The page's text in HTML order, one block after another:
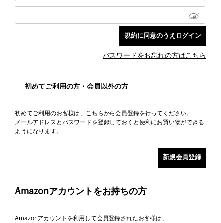
パスワードをお忘れの方はこちら
初めてご利用の方・会員以外の方
初めてご利用のお客様は、こちらから会員登録を行ってください。
メールアドレスとパスワードを登録しておくと便利にお買い物ができる
ようになります。
Amazonアカウントをお持ちの方
Amazonアカウントを利用して会員登録されたお客様は、